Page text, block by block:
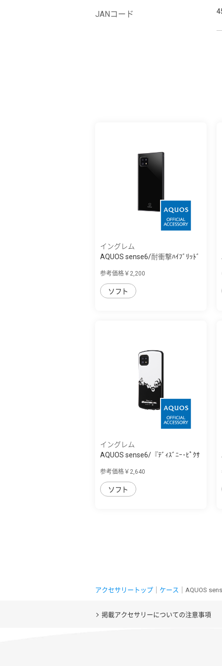
JANコード
イングレム
AQUOS sense6/耐衝撃ﾊｲﾌﾞﾘｯﾄﾞ
参考価格￥2,200
ソフト
イングレム
AQUOS sense6/『ﾃﾞｨｽﾞﾆｰ･ﾋﾟｸｻ
参考価格￥2,640
ソフト
アクセサリートップ ケース ｜AQUOS
掲載アクセサリーについての注意事項